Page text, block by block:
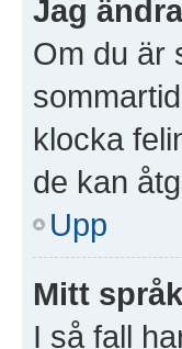
Jag
Om du är
klocka
de kan
Upp
Mitt
I så fall